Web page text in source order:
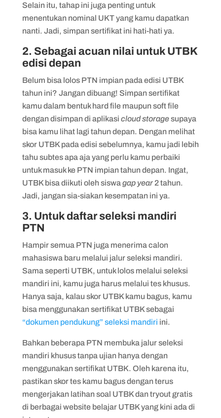
Selain itu, tahap ini juga penting untuk
menentukan nominal UKT yang kamu dapatkan
nanti. Jadi, simpan sertifikat ini hati-hati ya.
2. Sebagai acuan nilai untuk UTBK
edisi depan
Belum bisa lolos PTN impian pada edisi UTBK
tahun ini? Jangan dibuang! Simpan sertifikat
kamu dalam bentuk hard file maupun soft file
dengan disimpan di aplikasi cloud storagesupaya
bisa kamu lihat lagi tahun depan. Dengan melihat
skor UTBK pada edisi sebelumnya, kamu jadi lebih
tahu subtes apa aja yang perlu kamu perbaiki
untuk masuk ke PTN impian tahun depan. Ingat,
UTBK bisa diikuti oleh siswa gap year 2 tahun.
Jadi, jangan sia-siakan kesempatan ini ya.
3. Untuk daftar seleksi mandiri
PTN
Hampir semua PTN juga menerima calon
mahasiswa baru melalui jalur seleksi mandiri.
Sama seperti UTBK, untuk lolos melalui seleksi
mandiri ini, kamu juga harus melalui tes khusus.
Hanya saja, kalau skor UTBK kamu bagus, kamu
bisa menggunakan sertifikat UTBK sebagai
“dokumen pendukung” seleksi mandiri ini.
Bahkan beberapa PTN membuka jalur seleksi
mandiri khusus tanpa ujian hanya dengan
menggunakan sertifikat UTBK. Oleh karena itu,
pastikan skor tes kamu bagus dengan terus
mengerjakan latihan soal UTBK dan tryout gratis
di berbagai website belajar UTBK yang kini ada di